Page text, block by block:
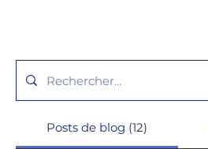
Posts de blog (12)